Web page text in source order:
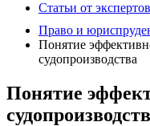
Статьи от экспертов
Право и
Понятие
судопроизводства
Понятие